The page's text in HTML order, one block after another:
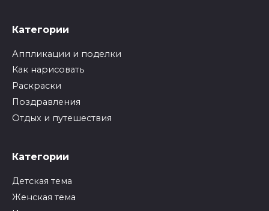
Категории
Аппликации и поделки
Как нарисовать
Раскраски
Поздравления
Отдых и путешествия
Категории
Детская тема
Женская тема